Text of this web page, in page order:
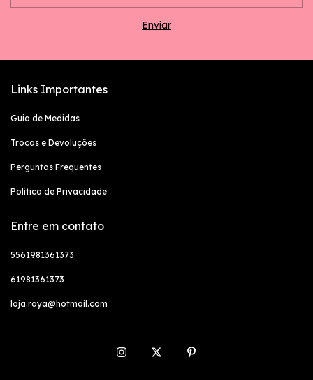
Links Importantes
Guia de Medidas
Trocas e Devoluções
Perguntas Frequentes
Política de Privacidade
Entre em contato
5561981361373
61981361373
loja.raya@hotmail.com